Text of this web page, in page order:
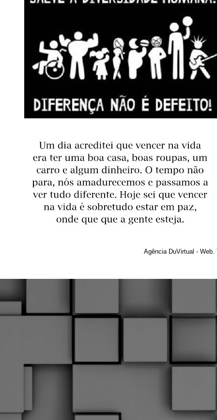
Agência DuVirtual -